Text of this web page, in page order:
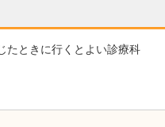
たときに行くとよい診療科